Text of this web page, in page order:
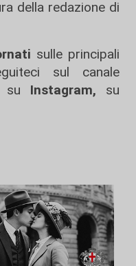
della redazione di
sulle principali
sul canale
su Instagram, su